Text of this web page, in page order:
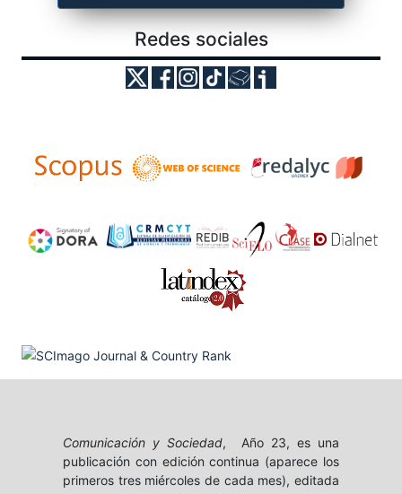
Redes sociales
Comunicación y Sociedad, Año 23, es una
publicación con edición continua (aparece los
primeros tres miércoles de cada mes), editada